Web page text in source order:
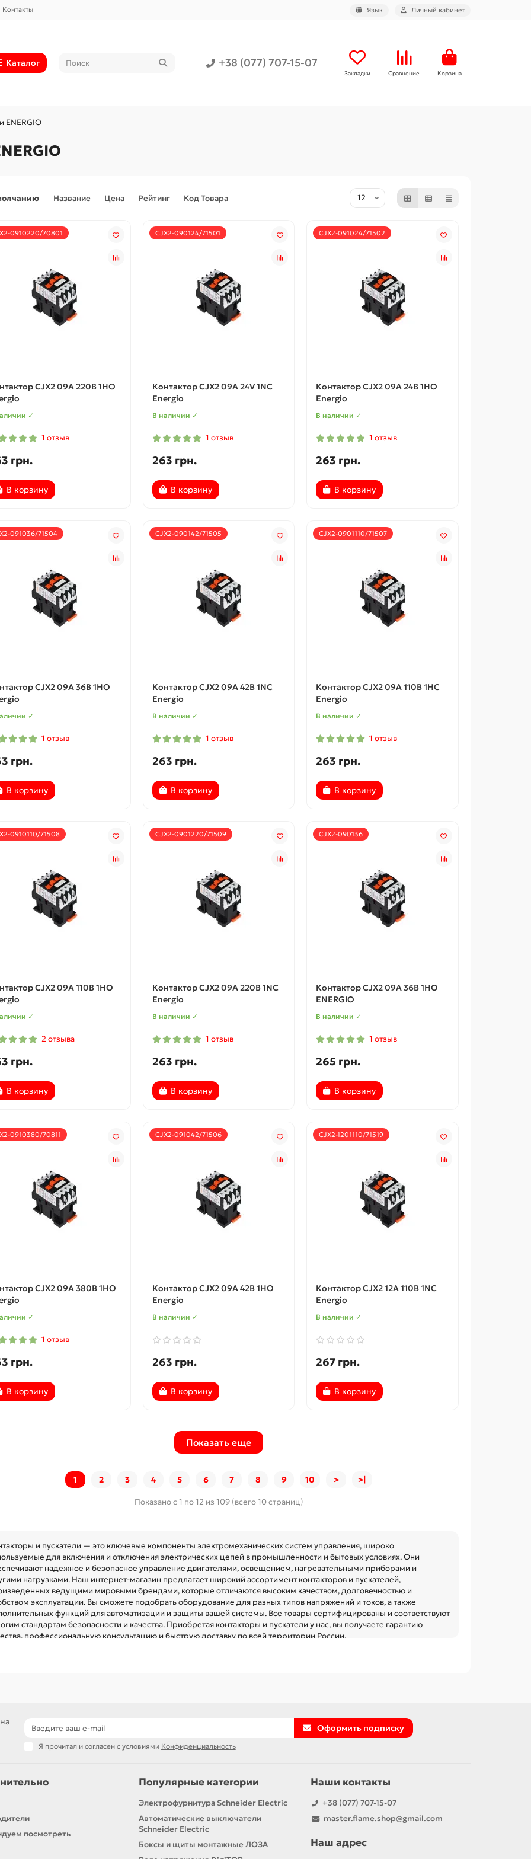
Контакты Язык Личный кабинет
Каталог +38 (077) 707-15-07
Закладки Сравнение Корзина
ENERGIO
Название Цена Рейтинг Код Товара
0910220/70801
CJX2 09A 220В 1НО
✓
1 отзыв
грн.
В корзину
CJX2-090124/71501
Контактор CJX2 09A 24V 1NC
Energio
В наличии ✓
1 отзыв
263 грн.
В корзину
CJX2-091024/71502
Контактор CJX2 09A 24В 1НО
Energio
В наличии ✓
1 отзыв
263 грн.
В корзину
091036/71504
CJX2 09A 36В 1НО
✓
1 отзыв
грн.
В корзину
CJX2-090142/71505
Контактор CJX2 09A 42В 1NC
Energio
В наличии ✓
1 отзыв
263 грн.
В корзину
CJX2-0901110/71507
Контактор CJX2 09А 110В 1НC
Energio
В наличии ✓
1 отзыв
263 грн.
В корзину
0910110/71508
CJX2 09А 110В 1НО
✓
2 отзыва
грн.
В корзину
CJX2-0901220/71509
Контактор CJX2 09А 220В 1NC
Energio
В наличии ✓
1 отзыв
263 грн.
В корзину
CJX2-090136
Контактор CJX2 09А 36В 1НО
ENERGIO
В наличии ✓
1 отзыв
265 грн.
В корзину
0910380/70811
CJX2 09А 380В 1НО
✓
1 отзыв
грн.
В корзину
CJX2-091042/71506
Контактор CJX2 09А 42В 1НО
Energio
В наличии ✓
263 грн.
В корзину
CJX2-1201110/71519
Контактор CJX2 12А 110В 1NC
Energio
В наличии ✓
267 грн.
В корзину
Показать еще
1 2 3 4 5 6 7 8 9 10 > >|
Показано с 1 по 12 из 109 (всего 10 страниц)
и пускатели — это ключевые компоненты электромеханических систем управления, широко
для включения и отключения электрических цепей в промышленности и бытовых условиях. Они
надежное и безопасное управление двигателями, освещением, нагревательными приборами и
нагрузками. Наш интернет-магазин предлагает широкий ассортимент контакторов и пускателей,
ведущими мировыми брендами, которые отличаются высоким качеством, долговечностью и
эксплуатации. Вы сможете подобрать оборудование для разных типов напряжений и токов, а также
функций для автоматизации и защиты вашей системы. Все товары сертифицированы и соответствуют
стандартам безопасности и качества. Приобретая контакторы и пускатели у нас, вы получаете гарантию
профессиональную консультацию и быструю доставку по всей территории России.
Оформить подписку
Я прочитал и согласен с условиями Конфиденциальность
посмотреть
Популярные категории
Электрофурнитура Schneider Electric
Автоматические выключатели
Schneider Electric
Боксы и щиты монтажные ЛОЗА
Наши контакты
+38 (077) 707-15-07
master.flame.shop@gmail.com
Наш адрес